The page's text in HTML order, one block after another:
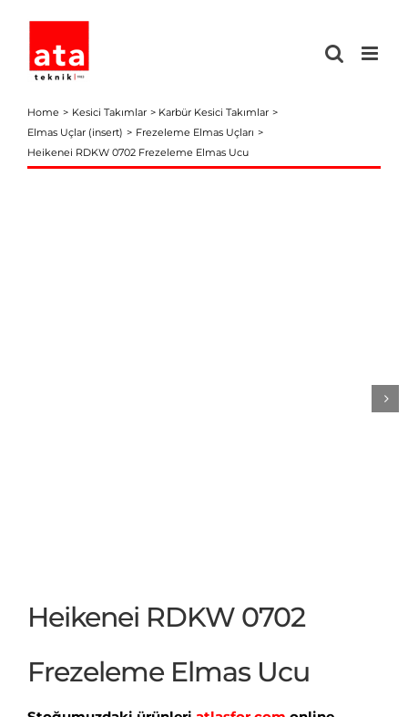
content
Home Kesici Takımlar
Karbür Kesici Takımlar
Elmas Uçlar (insert)
Frezeleme Elmas Uçları
Heikenei RDKW 0702 Frezeleme Elmas Ucu
Heikenei RDKW 0702
Frezeleme Elmas Ucu